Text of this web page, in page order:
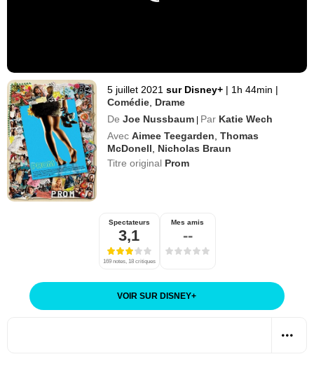
5 juillet 2021 sur Disney+ | 1h 44min |
Comédie Drame
De Joe Nussbaum | Par Katie Wech
Avec Aimee Teegarden ,Thomas
McDonell
Nicholas Braun
Titre original Prom
Spectateurs
3,1
169 notes, 18 critiques
Mes amis
--
VOIR SUR DISNEY+